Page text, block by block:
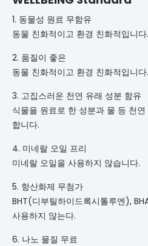
1. 동물성 원료 무함유
동물 친화적이고 환경 친화적입니다.
2. 품질이 좋은
동물 친화적이고 환경 친화적입니다.
3. 고집스러운 천연 유래 성분 함유
식물을 원료로 한 성분과 물 등 천
합니다.
4. 미네랄 오일 프리
미네랄 오일을 사용하지 않습니다.
5. 항산화제 무첨가
BHT(디부틸하이드록시톨루엔),
사용하지 않는다.
6. 나노 물질 무료